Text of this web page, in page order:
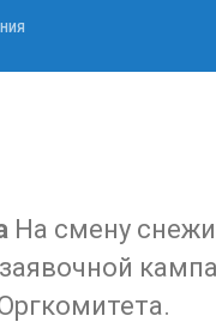
На смену